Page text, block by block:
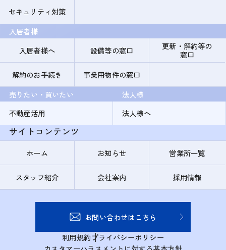
セキュリティ対策
入居者様
入居者様へ
設備等の窓口
更新・解約等の
窓口
解約のお手続き
事業用物件の窓口
売りたい・買いたい
不動産活用
法人様
法人様へ
サイトコンテンツ
ホーム お知らせ 営業所一覧
スタッフ紹介 会社案内 採用情報
お問い合わせはこちら
利用規約プライバシーポリシー